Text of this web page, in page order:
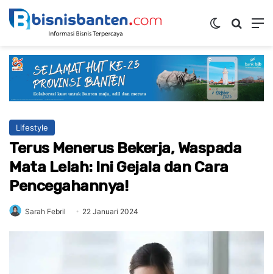
Switch skin
Lifestyle
Terus Menerus Bekerja, Waspada
Mata Lelah: Ini Gejala dan Cara
Pencegahannya!
Sarah Febril 22 Januari 2024